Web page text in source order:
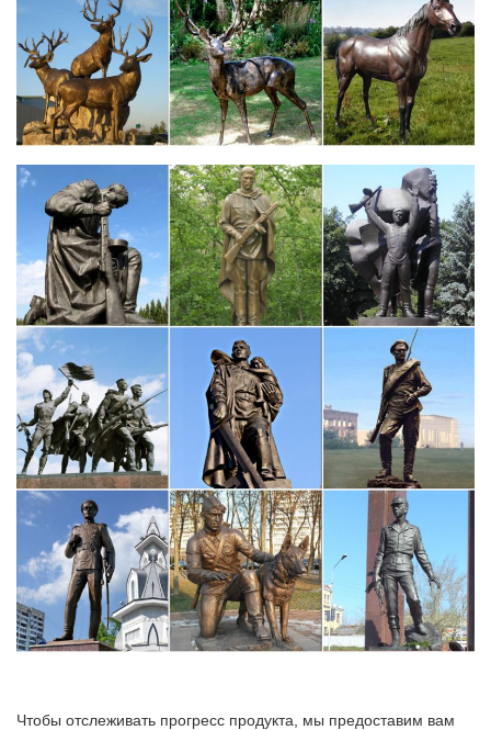
Статуэтки собак – купить в интернет-магазине Dommio
У нас есть все породы собак в виде статуэток! Статуэтки собак
из фарфора и керамики. СКИДКИ!Пароль должен быть не
менее 6 символов длиной. *Поля, обязательные для
заполнения.
Статуэтки и аксессуары AroraDesign | Выберите город
Платите так, как вам удобно! Специальные цены на опт.Как
известно, символ 2018 года – Желтая Собака, поэтому и
статуэтки собак в качестве новогоднего подарка очень
актуальны.В другие города РФ мы отправим сувениры-
статуэтки удобной клиенту транспортной…
Статуэтки и фигурки собака Pavone купить в интернет-
магазине…
Купить Статуэтки и фигурки собака Pavone с доставкой на
следующий день, лучшая цена на бокалы для вина Bohemia,
доставка по Москве и всей России.650 руб. Фигурка символ
года Собака.
Чтобы отслеживать прогресс продукта, мы предоставим вам